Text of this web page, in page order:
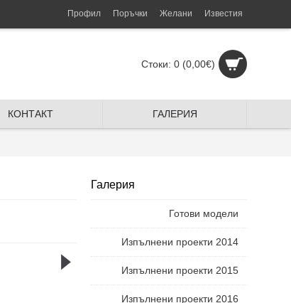
Профил Поръчки Желани Известия
Стоки: 0 (0,00€)
КОНТАКТ ГАЛЕРИЯ
Галерия
Готови модели
Изпълнени проекти 2014
Изпълнени проекти 2015
Изпълнени проекти 2016